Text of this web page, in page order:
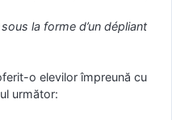
la forme d’un dépliant
o elevilor împreună cu
următor: